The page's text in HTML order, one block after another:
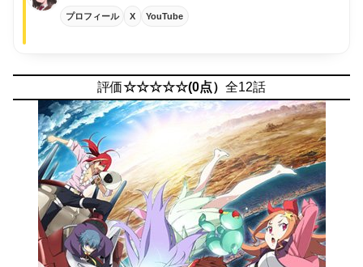
プロフィール X YouTube
評価☆☆☆☆☆(0点） 全12話